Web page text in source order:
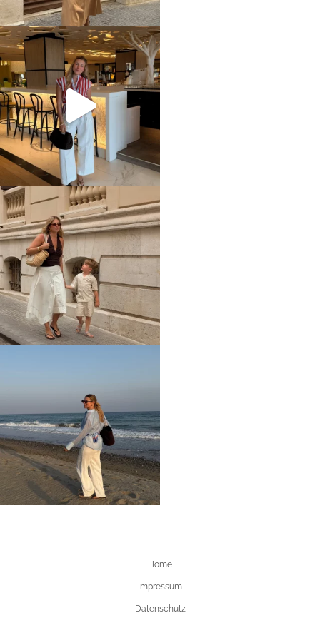
Home
Impressum
Datenschutz